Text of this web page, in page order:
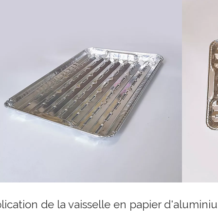
de la vaisselle en papier